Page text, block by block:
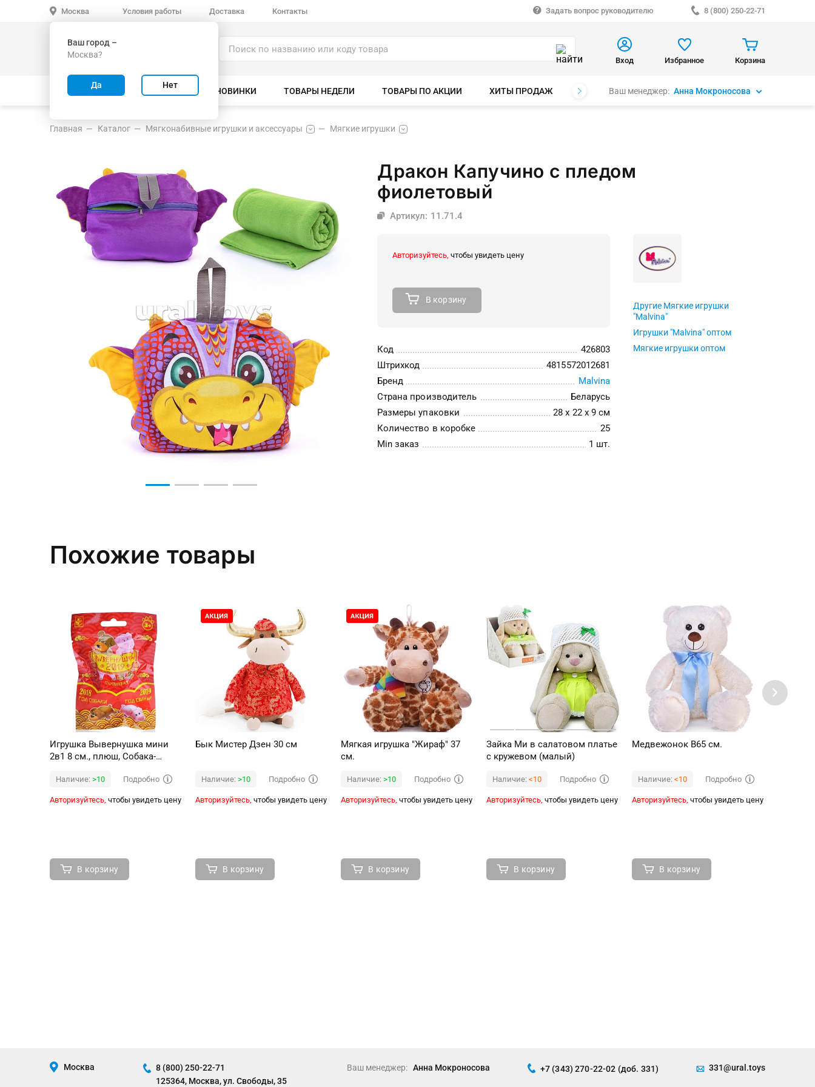
Москва
Ваш город –
Москва?
Да Нет
Условия работы Доставка Контакты Задать вопрос руководителю 8 (800) 250-22-71
Вход Избранное Корзина
ВСЕ ТОВАРЫ ВЕЛОСИПЕДЫ НОВИНКИ ТОВАРЫ НЕДЕЛИ ТОВАРЫ ПО АКЦИИ ХИТЫ ПРОДАЖ БРЕНДЫВаш менеджер: Анна Мокроносова
Главная Каталог Мягконабивные игрушки и аксессуары Мягкие игрушки
Дракон Капучино с пледом
фиолетовый
Артикул: 11.71.4
Авторизуйтесь, чтобы увидеть цену
В корзину
Код
426803
Штрихкод
4815572012681
Бренд
Malvina
Страна производитель
Беларусь
Размеры упаковки
28 x 22 x 9 см
Количество в коробке
25
Min заказ
1 шт.
Другие Мягкие игрушки
"Malvina"
Игрушки "Malvina" оптом
Мягкие игрушки оптом
Похожие товары
Игрушка Вывернушка мини
2в1 8 см., плюш, Собака-
Наличие: >10 Подробно
Авторизуйтесь, чтобы увидеть цену
В корзину
Бык Мистер Дзен 30 см
Наличие: >10 Подробно
Авторизуйтесь, чтобы увидеть цену
В корзину
Мягкая игрушка "Жираф" 37
см.
Наличие: >10 Подробно
Авторизуйтесь, чтобы увидеть цену
В корзину
Зайка Ми в салатовом платье
с кружевом (малый)
Наличие: <10 Подробно
Авторизуйтесь, чтобы увидеть цену
В корзину
Медвежонок В65 см.
Наличие: <10 Подробно
Авторизуйтесь, чтобы увидеть цену
В корзину
Москва
8 (800) 250-22-71
125364, Москва, ул. Свободы, 35
Ваш менеджер: Анна Мокроносова +7 (343) 270-22-02 (доб. 331) 331@ural.toys